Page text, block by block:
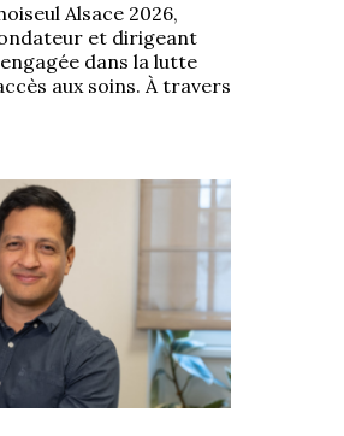
Alsace 2026,
et dirigeant
dans la lutte
aux soins. À travers